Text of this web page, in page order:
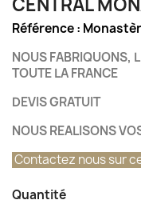
CENTRAL
Référence :
NOUS FABRIQUONS,
TOUTE LA FRANCE
DEVIS GRATUIT
NOUS REALISONS
Contactez nous sur
Quantité